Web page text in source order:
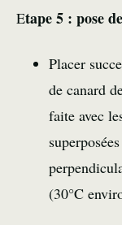
Etape 5 : pose
Placer
de canard
faite avec
(30°C